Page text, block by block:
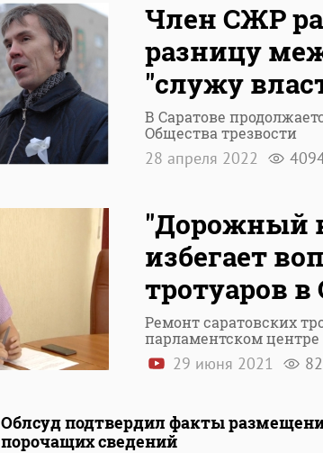
Член СЖР
разницу
"служу
В Саратове
Общества трезвости
28 апреля 2022
"Дорожный
избегает
тротуаров в
Ремонт саратовских
парламентском центре
29 июня 2021
Облсуд подтвердил факты
порочащих сведений